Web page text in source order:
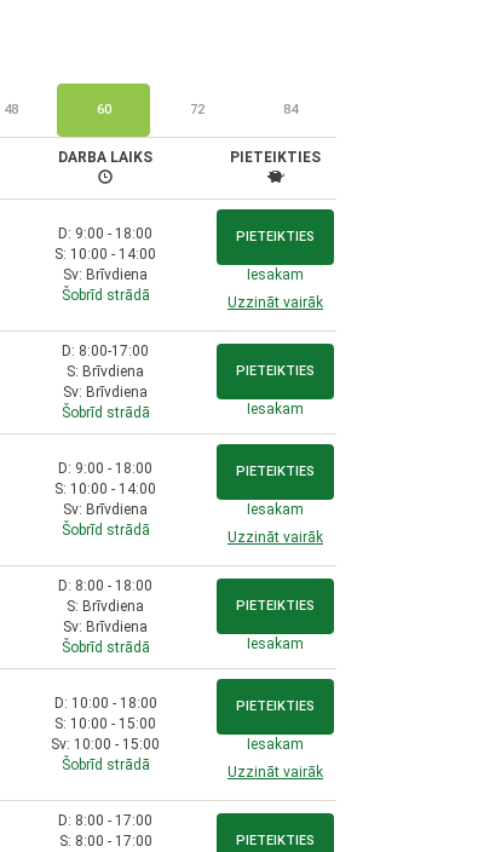
48 60 72 84
DARBA LAIKS PIETEIKTIES
D: 9:00 - 18:00
S: 10:00 - 14:00
Sv: Brīvdiena
Šobrīd strādā
PIETEIKTIES
Iesakam
Uzzināt vairāk
D: 8:00-17:00
S: Brīvdiena
Sv: Brīvdiena
Šobrīd strādā
PIETEIKTIES
Iesakam
D: 9:00 - 18:00
S: 10:00 - 14:00
Sv: Brīvdiena
Šobrīd strādā
PIETEIKTIES
Iesakam
Uzzināt vairāk
D: 8:00 - 18:00
S: Brīvdiena
Sv: Brīvdiena
Šobrīd strādā
PIETEIKTIES
Iesakam
D: 10:00 - 18:00
S: 10:00 - 15:00
Sv: 10:00 - 15:00
Šobrīd strādā
PIETEIKTIES
Iesakam
Uzzināt vairāk
D: 8:00 - 17:00
S: 8:00 - 17:00
PIETEIKTIES